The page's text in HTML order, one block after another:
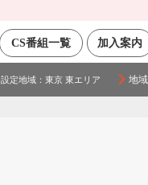
加入案内
CS番組一覧
設定地域： 東京 東エリア 地